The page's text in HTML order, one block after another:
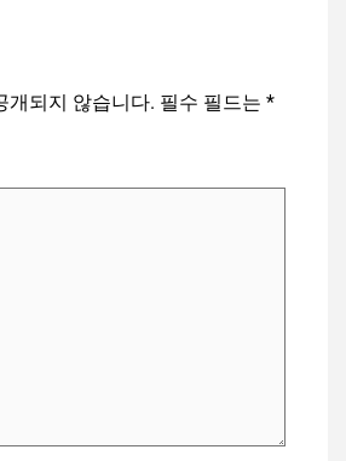
개되지 않습니다. 필수 필드는 *